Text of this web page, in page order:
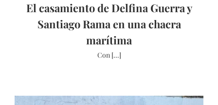
El casamiento de Delfina Guerra y
Santiago Rama en una chacra
marítima
Con [...]